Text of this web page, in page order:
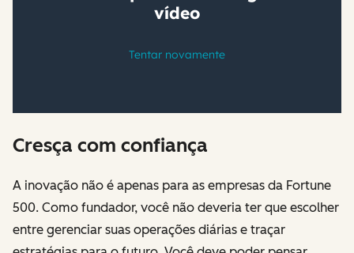
Cresça com confiança
A inovação não é apenas para as empresas da Fortune
500. Como fundador, você não deveria ter que escolher
entre gerenciar suas operações diárias e traçar